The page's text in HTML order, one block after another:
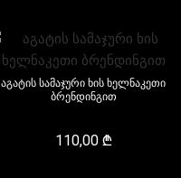
აგატის სამაჯური ხის ხელნაკეთი
ბრენდინგით
110,00 ₾